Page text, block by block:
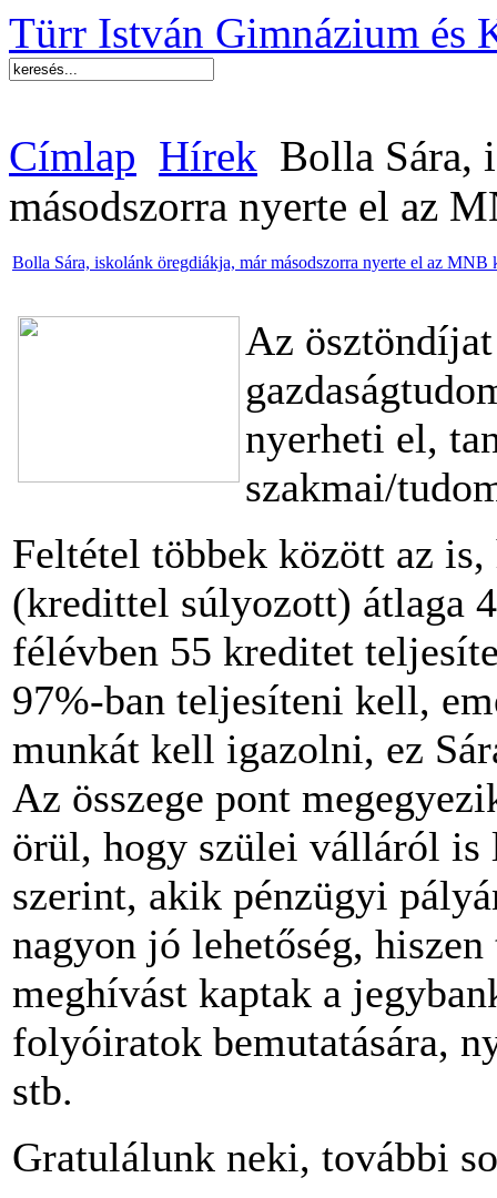
Türr István Gimnázium és
Címlap Hírek Bolla Sára,
másodszorra nyerte el az
Bolla Sára, iskolánk öregdiákja, már másodszorra nyerte el az MNB
Az
nyerheti el,
szakmai/
Feltétel többek között az
(kredittel súlyozott) átlaga
félévben 55 kreditet
97%-ban teljesíteni kell,
munkát kell igazolni, ez
Az összege pont
örül, hogy szülei válláról is
szerint, akik pénzügyi
nagyon jó lehetőség,
meghívást kaptak a
folyóiratok bemutatására,
stb.
Gratulálunk neki, további